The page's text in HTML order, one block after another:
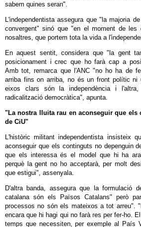
sabem quines seran".
L'independentista assegura que "la majoria
convergent" sinó que "en el moment de les
nosaltres, que portem tota la vida a
En aquest sentit, considera que "la gent
posicionament i crec que ho farà cap a
Amb tot, remarca que l'ANC "no ho ha de
arriba fins on arriba, no és un front polític
eixos clars són la independència i
radicalització democràtica", apunta.
"La nostra lluita rau en aconseguir que els
de CiU"
L'històric militant independentista insisteix
aconseguir que els continguts no depenguin
que els interessa és el model que hi ha
perquè la gent no ho acceptarà, per molt
que estigui", assenyala.
D'altra banda, assegura que la formulació
catalana són els Països Catalans" però
processos no són els mateixos a tot arreu".
encara que hi hagi qui no farà res per fer-ho.
temps que necessiten, per exemple al País